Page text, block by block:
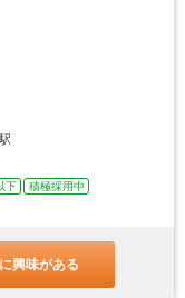
下
積極採用中
興味がある